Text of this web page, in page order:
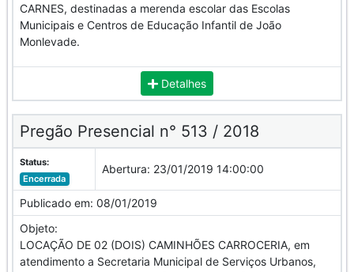
CARNES, destinadas a merenda escolar das Escolas
Municipais e Centros de Educação Infantil de João
Monlevade.
Detalhes
Pregão Presencial n° 513 / 2018
Status:
Encerrada
Abertura: 23/01/2019 14:00:00
Publicado em: 08/01/2019
Objeto:
LOCAÇÃO DE 02 (DOIS) CAMINHÕES CARROCERIA, em
atendimento a Secretaria Municipal de Serviços Urbanos,